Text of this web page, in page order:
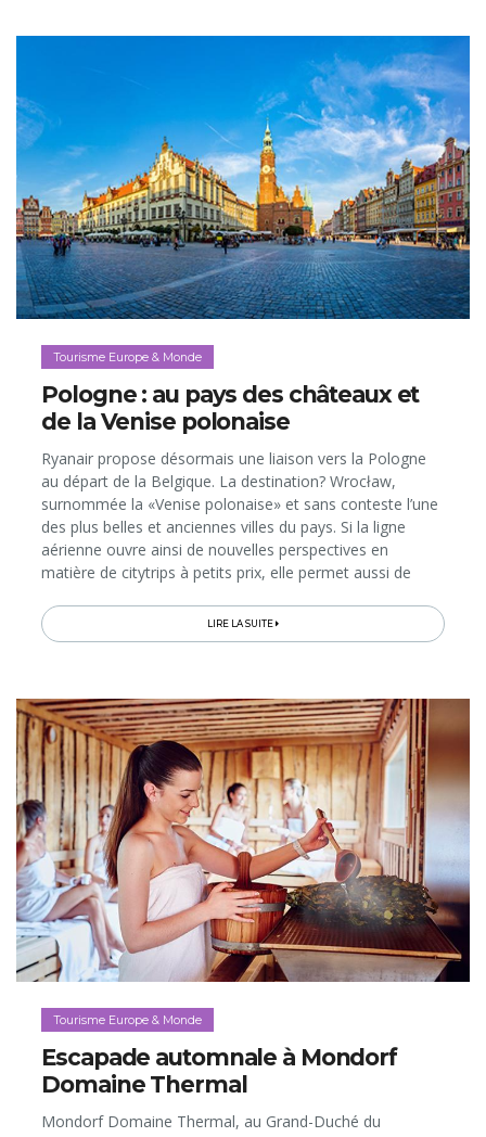
Tourisme Europe & Monde
Pologne : au pays des châteaux et
de la Venise polonaise
Ryanair propose désormais une liaison vers la Pologne
au départ de la Belgique. La destination? Wrocław,
surnommée la «Venise polonaise» et sans conteste l’une
des plus belles et anciennes villes du pays. Si la ligne
aérienne ouvre ainsi de nouvelles perspectives en
matière de citytrips à petits prix, elle permet aussi de
Pologne), dont Wrocław est la capitale et où la nature
époustouflante sert de décor enchanteur à 770
LIRE LA SUITE
Tourisme Europe & Monde
Escapade automnale à Mondorf
Domaine Thermal
Mondorf Domaine Thermal, au Grand-Duché du